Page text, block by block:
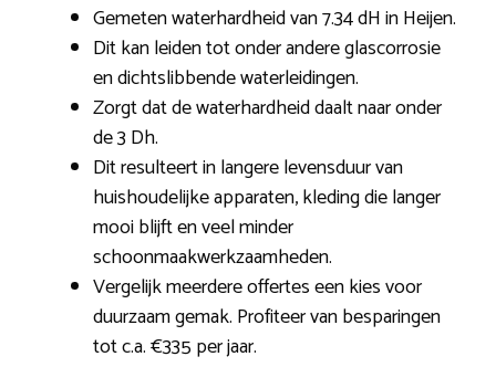
Gemeten waterhardheid van 7.34 dH in Heijen.
Dit kan leiden tot onder andere glascorrosie
en dichtslibbende waterleidingen.
Zorgt dat de waterhardheid daalt naar onder
de 3 Dh.
Dit resulteert in langere levensduur van
huishoudelijke apparaten, kleding die langer
mooi blijft en veel minder
schoonmaakwerkzaamheden.
Vergelijk meerdere offertes een kies voor
duurzaam gemak. Profiteer van besparingen
tot c.a. €335 per jaar.